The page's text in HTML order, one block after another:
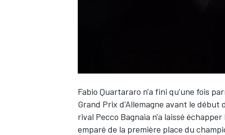
Fabio Quartararo n'a fini qu'une fois
Grand Prix d'Allemagne avant le
rival Pecco Bagnaia n'a laissé
emparé de la première place du